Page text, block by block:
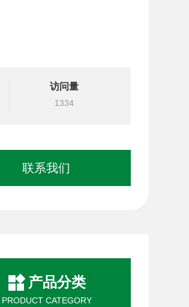
访问量
1334
联系我们
产品分类
PRODUCT CATEGORY